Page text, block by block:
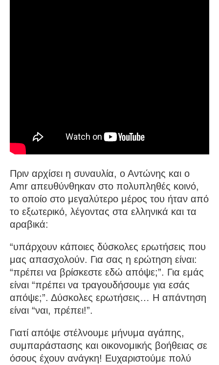
Πριν αρχίσει η συναυλία, ο Αντώνης και ο
Amr απευθύνθηκαν στο πολυπληθές κοινό,
το οποίο στο μεγαλύτερο μέρος του ήταν από
το εξωτερικό, λέγοντας στα ελληνικά και τα
αραβικά:
“υπάρχουν κάποιες δύσκολες ερωτήσεις που
μας απασχολούν. Για σας η ερώτηση είναι:
“πρέπει να βρίσκεστε εδώ απόψε;”. Για εμάς
είναι “πρέπει να τραγουδήσουμε για εσάς
απόψε;”. Δύσκολες ερωτήσεις… Η απάντηση
είναι “ναι, πρέπει!”.
Γιατί απόψε στέλνουμε μήνυμα αγάπης,
συμπαράστασης και οικονομικής βοήθειας σε
όσους έχουν ανάγκη! Ευχαριστούμε πολύ